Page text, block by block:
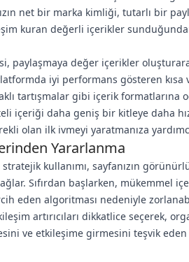
net bir marka kimliği, tutarlı bir
kuran değerli içerikler
paylaşmaya değer içerikler
iyi performans gösteren kısa
tartışmalar gibi içerik formatlarına
içeriği daha geniş bir kitleye daha
olan ilk ivmeyi yaratmanıza
Yararlanma
kullanımı, sayfanızın
Sıfırdan başlarken, mükemmel
eden algoritması nedeniyle
artırıcıları dikkatlice seçerek,
ve etkileşime girmesini teşvik